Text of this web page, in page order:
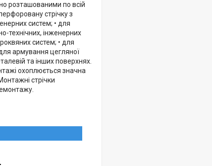
розташованими по всій
стрічку з
систем; • для
технічних, інженерних
систем; • для
армування цегляної
та інших поверхнях.
охоплюється значна
стрічки